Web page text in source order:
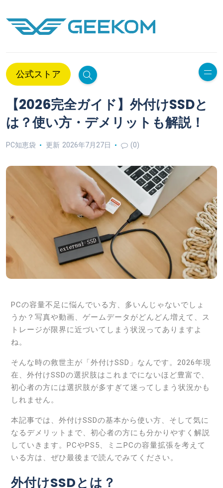
公式ストア
【2026完全ガイド】外付けSSDと
は？使い方・デメリットも解説！
PC知恵袋 更新 2026年7月27日 (0)
PCの容量不足に悩んでいる方、多いんじゃないでしょ
うか？写真や動画、ゲームデータがどんどん増えて、ス
トレージが限界に近づいてしまう状況ってありますよ
ね。
そんな時の救世主が「外付けSSD」なんです。2026年現
在、外付けSSDの選択肢はこれまでにないほど豊富で、
初心者の方には選択肢が多すぎて迷ってしまう状況かも
しれません。
本記事では、外付けSSDの基本から使い方、そして気に
なるデメリットまで、初心者の方にも分かりやすく解説
していきます。PCやPS5、ミニPCの容量拡張を考えて
いる方は、ぜひ最後まで読んでみてください。
外付けSSDとは？